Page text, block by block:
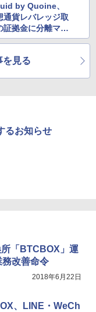
by Quoine、
通貨レバレッジ取
証拠金に分離マー
方式を追加
を見る
るお知らせ
「BTCBOX」運
改善命令
2018年6月22日
、LINE・WeCh